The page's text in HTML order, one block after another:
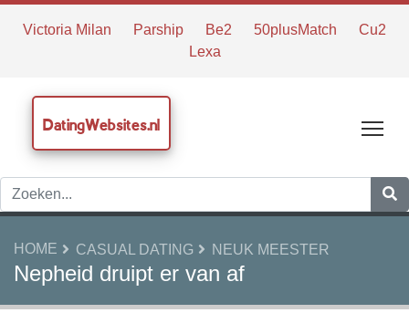
Victoria Milan Parship Be2 50plusMatch
Cu2
Lexa
DatingWebsites.nl
HOME CASUAL DATING NEUK MEESTER
Nepheid druipt er van af